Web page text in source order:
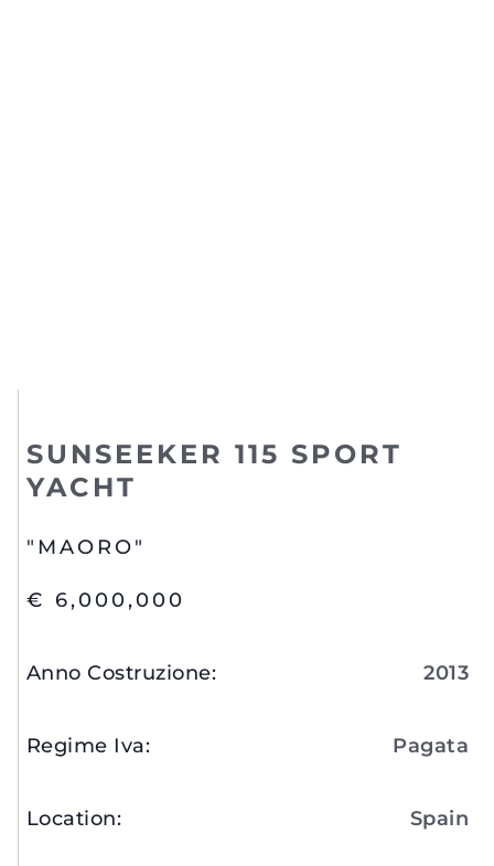
SUNSEEKER 115 SPORT
YACHT
"MAORO"
€ 6,000,000
Anno Costruzione: 2013
Regime Iva: Pagata
Location: Spain